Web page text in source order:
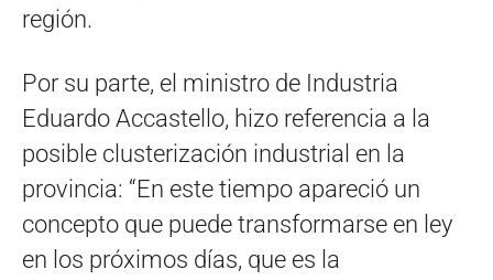
región.
Por su parte, el ministro de Industria
Eduardo Accastello, hizo referencia a la
posible clusterización industrial en la
provincia: “En este tiempo apareció un
concepto que puede transformarse en ley
en los próximos días, que es la